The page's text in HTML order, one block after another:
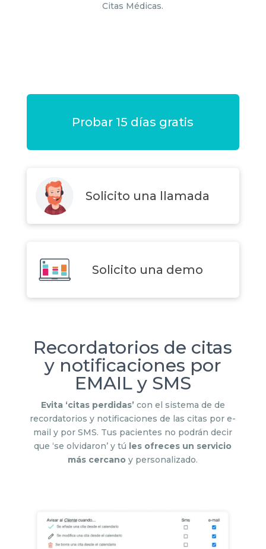
Citas Médicas.
Probar 15 días gratis
Solicito una llamada
Solicito una demo
Recordatorios de citas
y notificaciones por
EMAIL y SMS
Evita ‘citas perdidas’con el sistema de de
recordatorios y notificaciones de las citas por e-
mail y por SMS. Tus pacientes no podrán decir
que ‘se olvidaron’ y tú les ofreces un servicio
más cercano y personalizado.